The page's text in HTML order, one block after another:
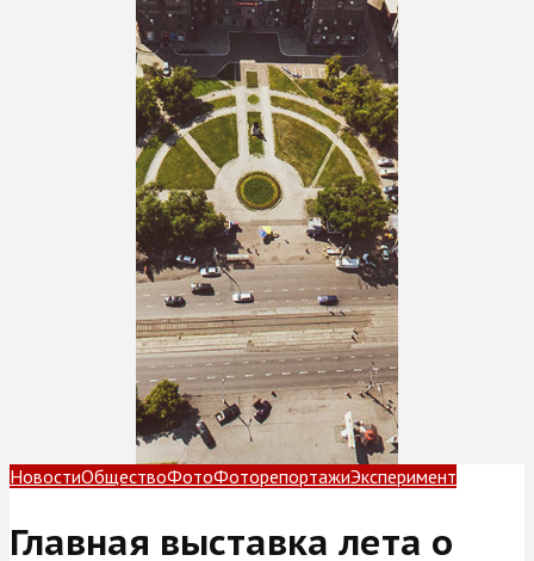
НовостиОбществоФотоФоторепортажиЭксперимент
Главная выставка лета о